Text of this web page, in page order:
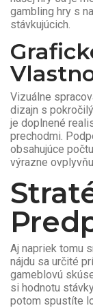
gambling hry s
stávkujúcich.
Vizuálne
dizajn s
je doplnené
prechodmi.
obsahujúce
výrazne
Aj napriek tomu
nájdu sa určité
gameblovú
si hodnotu
potom spustíte